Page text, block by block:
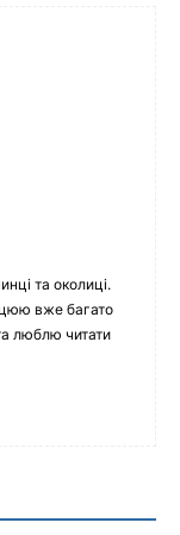
та околиці.
вже багато
люблю читати